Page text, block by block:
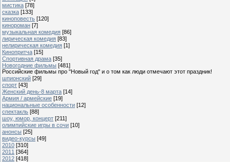
мистика [78]
сказка [133]
киноповесть [120]
кинороман [7]
музыкальная комедия [86]
лирическая комедия [83]
нелирическая комедия [1]
Кинопритча [15]
Спортивная драма [35]
Новогодние фильмы [481]
Российские фильмы про "Новый год" и о том как люди отмечают этот праздник!
шпионский [29]
спорт [43]
Женский день-8 марта [14]
Армия / армейские [19]
национальные особенности [12]
спектакль [88]
шоу, юмор, концерт [211]
олимпийские игры в сочи [10]
анонсы [25]
видео-курсы [49]
2010 [310]
2011 [364]
2012 [418]